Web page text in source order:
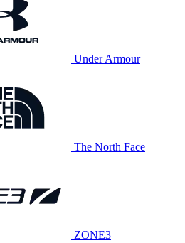
Under Armour
The North Face
ZONE3